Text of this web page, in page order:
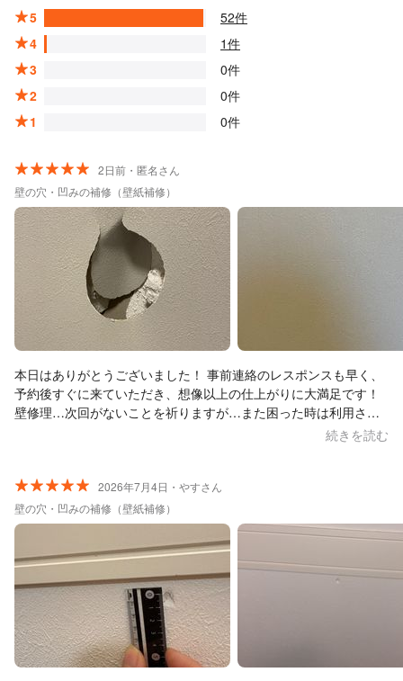
5
52件
4
1件
3
0件
2
0件
1
0件
2日前・匿名さん
壁の穴・凹みの補修（壁紙補修）
本日はありがとうございました！ 事前連絡のレスポンスも早く、
予約後すぐに来ていただき、想像以上の仕上がりに大満足です！
壁修理…次回がないことを祈りますが…また困った時は利用させ
続きを読む
2026年7月4日・やすさん
壁の穴・凹みの補修（壁紙補修）